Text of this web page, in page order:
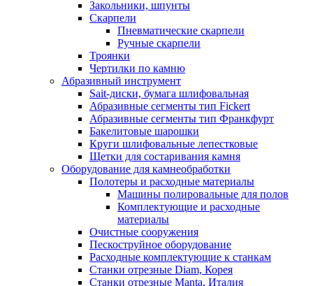
Закольники, шпунты
Скарпели
Пневматические скарпели
Ручные скарпели
Троянки
Чертилки по камню
Абразивный инструмент
Sait-диски, бумага шлифовальная
Абразивные сегменты тип Fickert
Абразивные сегменты тип Франкфурт
Бакелитовые шарошки
Круги шлифовальные лепестковые
Щетки для состаривания камня
Оборудование для камнеобработки
Полотеры и расходные материалы
Машины полировальные для полов
Комплектующие и расходные
материалы
Очистные сооружения
Пескоструйное оборудование
Расходные комплектующие к станкам
Станки отрезные Diam, Корея
Станки отрезные Manta, Италия